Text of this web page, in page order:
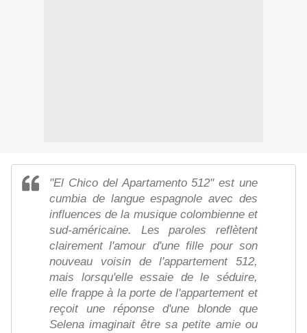
"El Chico del Apartamento 512" est une
cumbia de langue espagnole avec des
influences de la musique colombienne et
sud-américaine. Les paroles reflètent
clairement l'amour d'une fille pour son
nouveau voisin de l'appartement 512,
mais lorsqu'elle essaie de le séduire,
elle frappe à la porte de l'appartement et
reçoit une réponse d'une blonde que
Selena imaginait être sa petite amie ou